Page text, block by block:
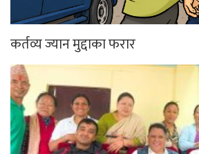
कर्तव्य ज्यान मुद्दाका फरार